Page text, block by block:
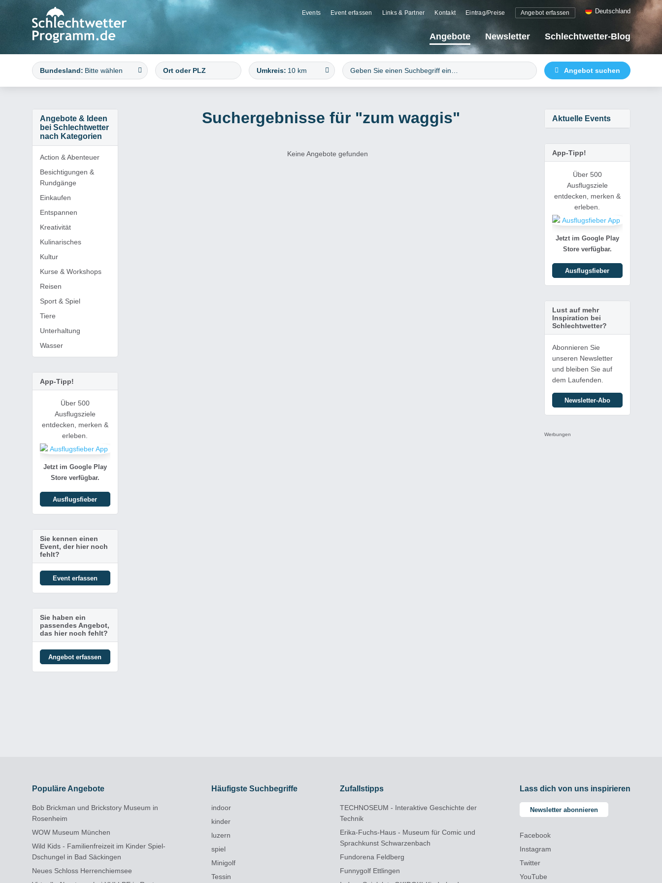
Events Event erfassen Links & Partner Kontakt Eintrag/Preise Angebot erfassen Deutschland
Angebote Newsletter Schlechtwetter-Blog
Bundesland: Bitte wählen Umkreis: 10 km
Angebote & Ideen
bei Schlechtwetter
nach Kategorien
Action & Abenteuer
Besichtigungen &
Rundgänge
Einkaufen
Entspannen
Kreativität
Kulinarisches
Kultur
Kurse & Workshops
Reisen
Sport & Spiel
Tiere
Unterhaltung
Wasser
App-Tipp!
Über 500
Ausflugsziele
entdecken, merken &
erleben.
Jetzt im Google Play
Store verfügbar.
Ausflugsfieber
Sie kennen einen
Event, der hier noch
fehlt?
Event erfassen
Sie haben ein
passendes Angebot,
das hier noch fehlt?
Angebot erfassen
Suchergebnisse für "zum waggis"
Keine Angebote gefunden
Aktuelle Events
App-Tipp!
Über 500
Ausflugsziele
entdecken, merken &
erleben.
Jetzt im Google Play
Store verfügbar.
Ausflugsfieber
Lust auf mehr
Inspiration bei
Schlechtwetter?
Abonnieren Sie
unseren Newsletter
und bleiben Sie auf
dem Laufenden.
Newsletter-Abo
Werbungen
Populäre Angebote
Bob Brickman und Brickstory Museum in
Rosenheim
WOW Museum München
Wild Kids - Familienfreizeit im Kinder Spiel-
Dschungel in Bad Säckingen
Neues Schloss Herrenchiemsee
Häufigste Suchbegriffe
indoor
kinder
luzern
spiel
Minigolf
Tessin
Zufallstipps
TECHNOSEUM - Interaktive Geschichte der
Technik
Erika-Fuchs-Haus - Museum für Comic und
Sprachkunst Schwarzenbach
Fundorena Feldberg
Funnygolf Ettlingen
Lass dich von uns inspirieren
Newsletter abonnieren
Facebook
Instagram
Twitter
YouTube